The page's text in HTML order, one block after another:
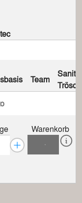
Team
Trösch
Warenkorb